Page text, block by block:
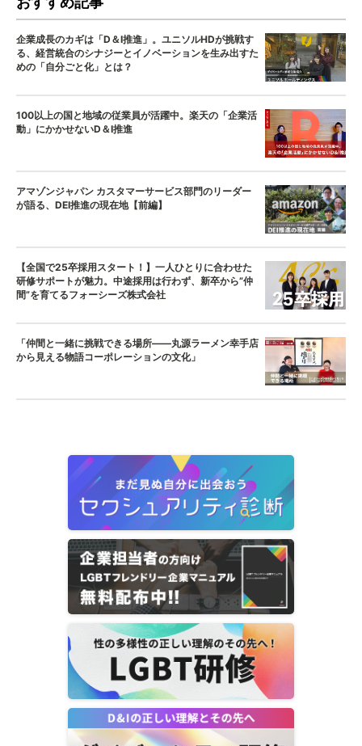
企業成長のカギは「D＆I推進」。ユニソルHDが挑戦す
る、経営統合のシナジーとイノベーションを生み出すた
めの「自分ごと化」とは？
100以上の国と地域の従業員が活躍中。楽天の「企業活
動」にかかせないD＆I推進
アマゾンジャパン カスタマーサービス部門のリーダー
が語る、DEI推進の現在地【前編】
【全国で25卒採用スタート！】一人ひとりに合わせた
研修サポートが魅力。中途採用は行わず、新卒から”仲
間”を育てるフォーシーズ株式会社
「仲間と一緒に挑戦できる場所——丸源ラーメン幸手店
から見える物語コーポレーションの文化」